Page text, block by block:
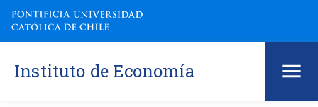
Instituto de Economía